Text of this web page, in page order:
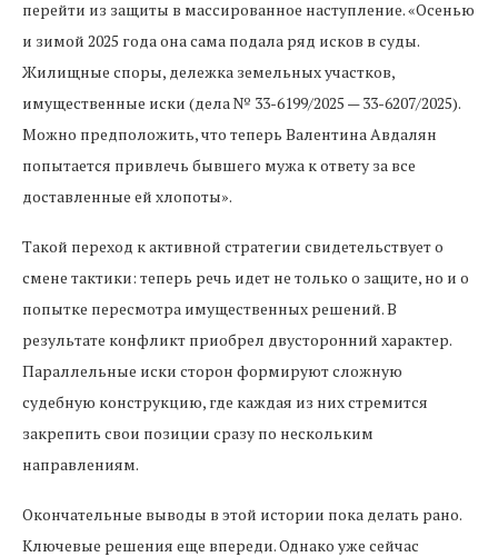
перейти из защиты в массированное наступление. «Осенью
и зимой 2025 года она сама подала ряд исков в суды.
Жилищные споры, дележка земельных участков,
имущественные иски (дела № 33-6199/2025 — 33-6207/2025).
Можно предположить, что теперь Валентина Авдалян
попытается привлечь бывшего мужа к ответу за все
доставленные ей хлопоты».
Такой переход к активной стратегии свидетельствует о
смене тактики: теперь речь идет не только о защите, но и о
попытке пересмотра имущественных решений. В
результате конфликт приобрел двусторонний характер.
Параллельные иски сторон формируют сложную
судебную конструкцию, где каждая из них стремится
закрепить свои позиции сразу по нескольким
направлениям.
Окончательные выводы в этой истории пока делать рано.
Ключевые решения еще впереди. Однако уже сейчас